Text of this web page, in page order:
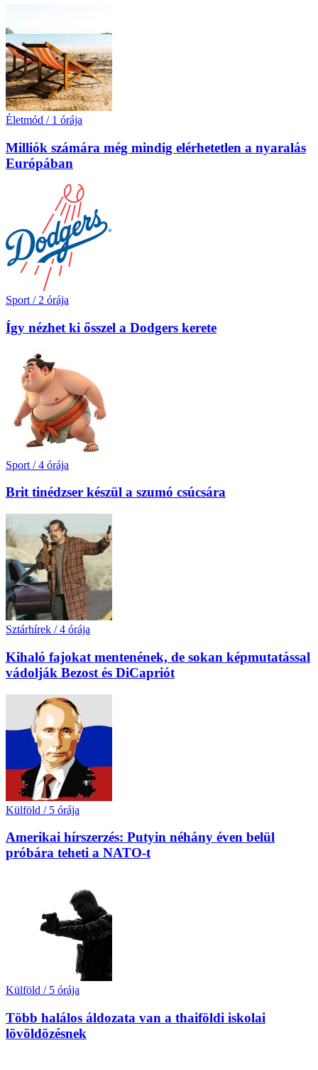
Életmód / 1 órája
Milliók számára még mindig elérhetetlen a nyaralás
Európában
Sport / 2 órája
Így nézhet ki ősszel a Dodgers kerete
Sport / 4 órája
Brit tinédzser készül a szumó csúcsára
Sztárhírek / 4 órája
Kihaló fajokat mentenének, de sokan képmutatással
vádolják Bezost és DiCapriót
Külföld / 5 órája
Amerikai hírszerzés: Putyin néhány éven belül
próbára teheti a NATO-t
Külföld / 5 órája
Több halálos áldozata van a thaiföldi iskolai
lövöldözésnek